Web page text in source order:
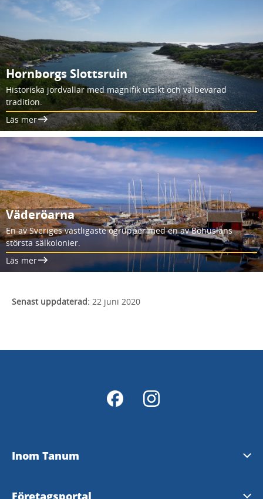
Hornborgs Slottsruin
Historiska jordvallar med magnifik utsikt och välbevarad
tradition.
Läs mer
Väderöarna
En av Sveriges västligaste ögrupper med en av Bohusläns
största sälkolonier.
Läs mer
Senast uppdaterad: 22 juni 2020
Inom Tanum
Om oss
Företagsportal